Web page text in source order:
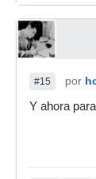
#15 por
Y ahora